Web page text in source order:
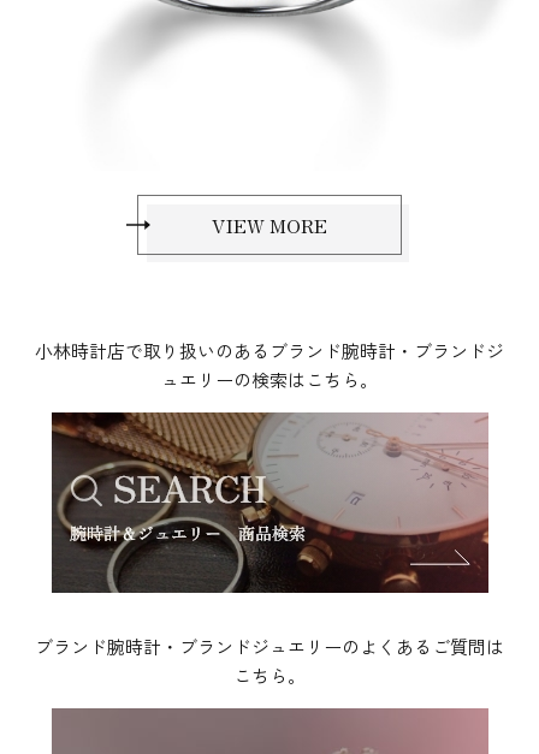
VIEW MORE
小林時計店で取り扱いのあるブランド腕時計・ブランドジ
ュエリーの検索はこちら。
ブランド腕時計・ブランドジュエリーのよくあるご質問は
こちら。